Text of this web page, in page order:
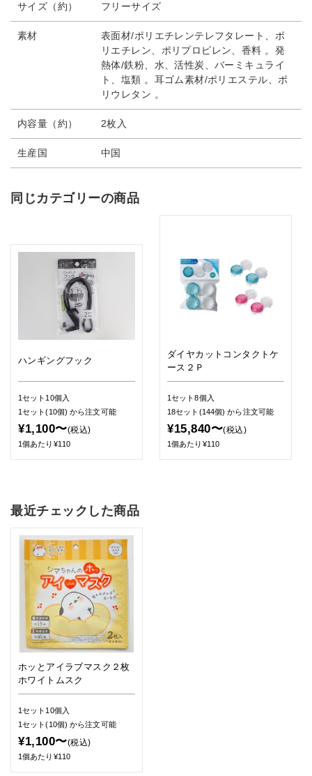
サイズ（約） フリーサイズ
素材
表面材/ポリエチレンテレフタレート、ポ
リエチレン、ポリプロピレン、香料 。発
熱体/鉄粉、水、活性炭、バーミキュライ
ト、塩類 。耳ゴム素材/ポリエステル、ポ
リウレタン 。
内容量（約） 2枚入
生産国 中国
同じカテゴリーの商品
ハンギングフック
1セット10個入
1セット(10個)から注文可能
¥1,100〜(税込)
1個あたり¥110
ダイヤカットコンタクトケ
ース２Ｐ
1セット8個入
18セット(144個)から注文可能
¥15,840〜(税込)
1個あたり¥110
最近チェックした商品
ホッとアイラブマスク２枚
ホワイトムスク
1セット10個入
1セット(10個)から注文可能
¥1,100〜(税込)
1個あたり¥110